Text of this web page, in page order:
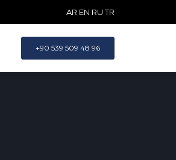
AR EN RU TR
+90 539 509 48 96